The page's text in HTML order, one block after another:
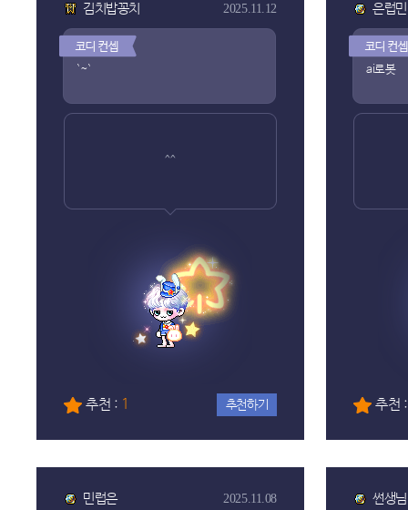
김치밥꽁치 2025.11.12
`~`
^^
추천 : 1 추천하기
은럽민
ai로봇
추천
민럽은 2025.11.08 썬생님